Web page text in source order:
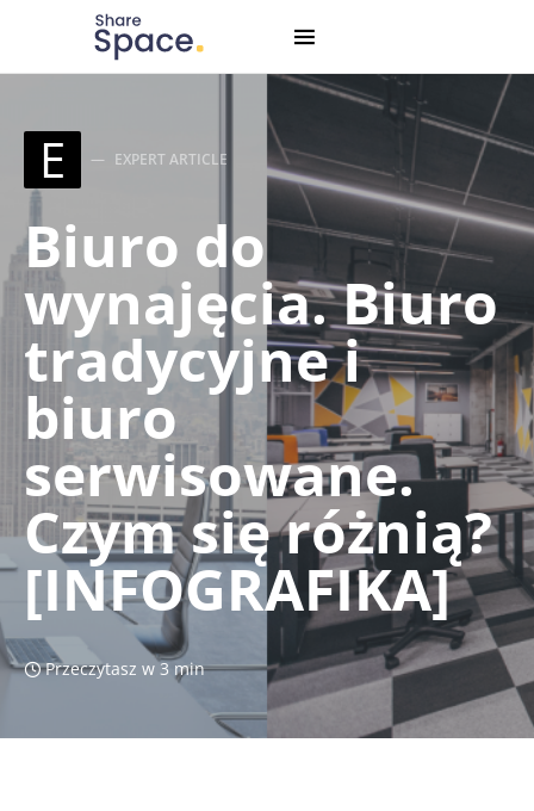
Search for:
When autocomplete results are available use up and
E EXPERT ARTICLE
Biuro do
wynajęcia. Biuro
tradycyjne i
biuro
serwisowane.
Czym się różnią?
[INFOGRAFIKA]
Przeczytasz w 3 min